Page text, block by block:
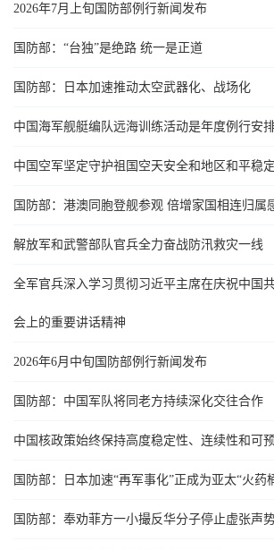
2026年7月上旬国防部例行新闻发布
国防部：“台独”是绝路 统一是正道
国防部：日本加速推动太空武器化、战场化
中国海军舰艇编队远海训练活动是年度例行安
中国空军坚定守护祖国空天安全和地区和平稳定
国防部：港澳同胞登舰参观 倍增家国相连归属
解放军和武警部队官兵全力奋战防汛救灾一线
全军官兵深入学习贯彻习近平主席在庆祝中国
会上的重要讲话精神
2026年6月中旬国防部例行新闻发布
国防部：中国军队将同老方持续深化交往合作
中国核政策始终保持高度稳定性、连续性和可
国防部：日本加速“再军事化”正成为亚太“火药
国防部：奉劝菲方一小撮反华分子停止虚张声